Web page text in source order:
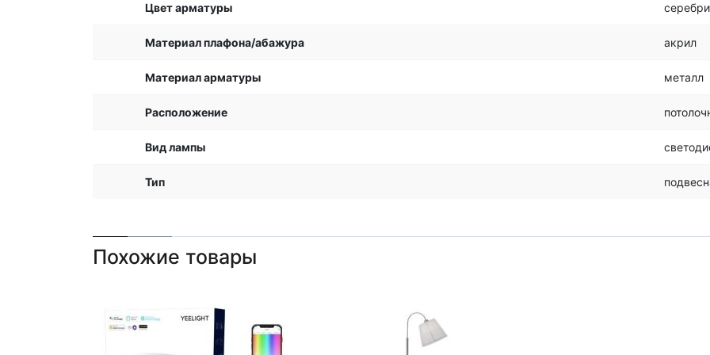
Цвет арматуры
Материал плафона/абажура акрил
Материал арматуры металл
Расположение
Вид лампы
Тип
Похожие товары